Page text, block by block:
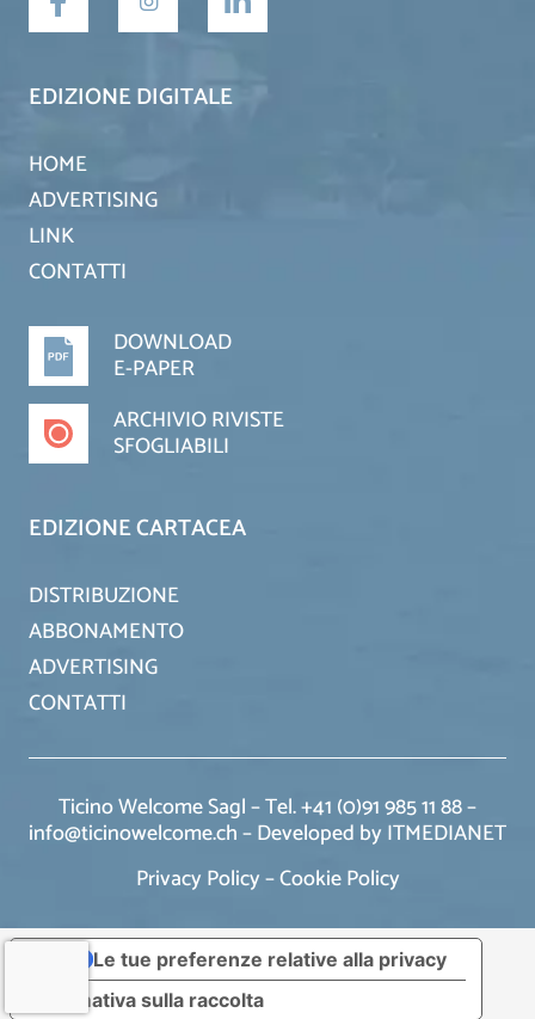
EDIZIONE DIGITALE
HOME
ADVERTISING
LINK
CONTATTI
DOWNLOAD
E-PAPER
ARCHIVIO RIVISTE
SFOGLIABILI
EDIZIONE CARTACEA
DISTRIBUZIONE
ABBONAMENTO
ADVERTISING
CONTATTI
Ticino Welcome Sagl – Tel. +41 (0)91 985 11 88 –
info@ticinowelcome.ch –Developed by ITMEDIANET
Privacy Policy–Cookie Policy
Informativa sulla raccolta
Le tue preferenze relative alla privacy